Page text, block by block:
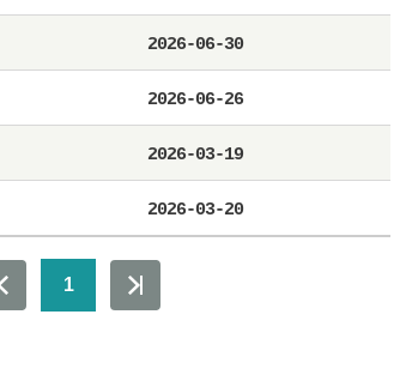
2026-06-30
2026-06-26
2026-03-19
2026-03-20
1